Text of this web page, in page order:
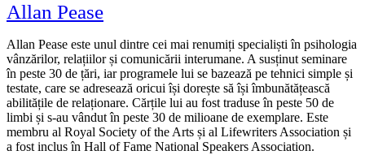
Allan Pease
Allan Pease este unul dintre cei mai renumiți specialiști în psihologia
vânzărilor, relațiilor și comunicării interumane. A susținut seminare
în peste 30 de țări, iar programele lui se bazează pe tehnici simple și
testate, care se adresează oricui își dorește să își îmbunătățească
abilitățile de relaționare. Cărțile lui au fost traduse în peste 50 de
limbi și s-au vândut în peste 30 de milioane de exemplare. Este
membru al Royal Society of the Arts și al Lifewriters Association și
a fost inclus în Hall of Fame National Speakers Association.